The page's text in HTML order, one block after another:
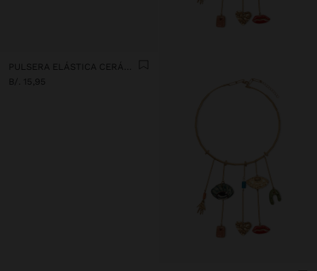
PULSERA ELÁSTICA CERÁMICA Y ESMALTE LOVE
B/. 15,95